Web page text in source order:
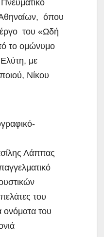
όπου
έργο του «Ωδή
το ομώνυμο
με
Νίκου
Λάππας
του
ονόματα του